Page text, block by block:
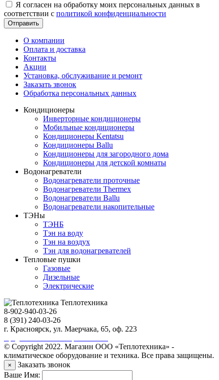
Я согласен на обработку моих персональных данных в
соответствии с политикой конфиденциальности
Отправить
О компании
Оплата и доставка
Контакты
Акции
Установка, обслуживание и ремонт
Заказать звонок
Обработка персональных данных
Кондиционеры
Инверторные кондиционеры
Мобильные кондиционеры
Кондиционеры Kentatsu
Кондиционеры Ballu
Кондиционеры для загородного дома
Кондиционеры для детской комнаты
Водонагреватели
Водонагреватели проточные
Водонагреватели Thermex
Водонагреватели Ballu
Водонагреватели накопительные
ТЭНы
ТЭНБ
Тэн на воду
Тэн на воздух
Тэн для водонагревателей
Тепловые пушки
Газовые
Дизельные
Электрические
Теплотехника
8-902-940-03-26
8 (391) 240-03-26
г. Красноярск, ул. Маерчака, 65, оф. 223
© Copyright 2022. Магазин ООО «Теплотехника» -
климатическое оборудование и техника. Все права защищены.
×
Заказать звонок
Ваше Имя: